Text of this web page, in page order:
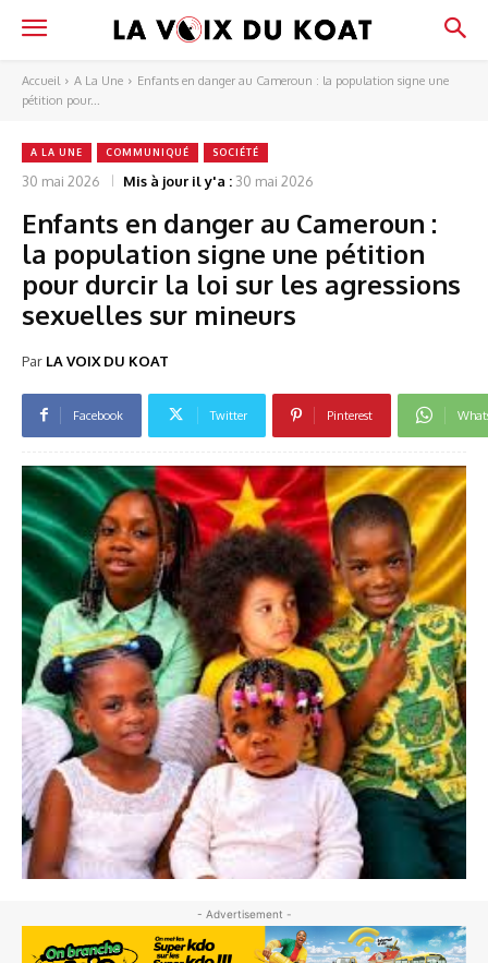
Accueil A La Une
Enfants en danger au Cameroun : la population signe une
pétition pour...
A LA UNE COMMUNIQUÉ SOCIÉTÉ
30 mai 2026 Mis à jour il y'a : 30 mai 2026
Enfants en danger au Cameroun :
la population signe une pétition
pour durcir la loi sur les agressions
sexuelles sur mineurs
Par LA VOIX DU KOAT
Facebook Twitter Pinterest
- Advertisement -